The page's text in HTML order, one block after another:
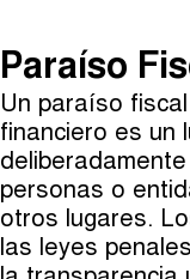
É
The
Buscar
Paraíso
Un paraíso
financiero es un
personas o
otros lugares.
las leyes